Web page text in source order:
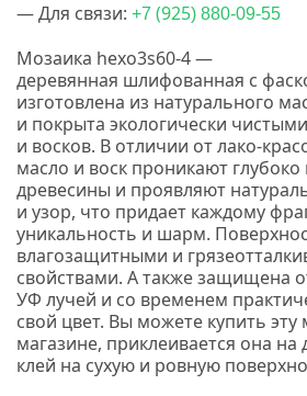
— Для связи: +7 (925) 880-09-55
Мозаика hexo3s60-4 —
деревянная шлифованная с
изготовлена из натурального
и покрыта экологически
и восков. В отличии от лако-
масло и воск проникают глубоко
древесины и проявляют
и узор, что придает каждому
уникальность и шарм.
влагозащитными и
свойствами. А также защищена
УФ лучей и со временем
свой цвет. Вы можете купить
магазине, приклеивается она
клей на сухую и ровную